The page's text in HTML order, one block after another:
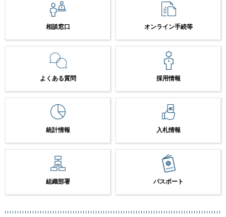
相談窓口 オンライン手続等
よくある質問 採用情報
統計情報 入札情報
組織部署 パスポート